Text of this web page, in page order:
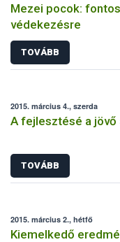
Mezei pocok:
védekezésre
TOVÁBB
2015. március 4., szerda
A fejlesztésé a jövő
TOVÁBB
2015. március 2., hétfő
Kiemelkedő